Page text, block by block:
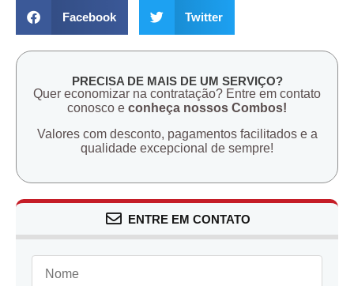
Facebook Twitter
PRECISA DE MAIS DE UM SERVIÇO?
Quer economizar na contratação? Entre em contato
conosco e conheça nossos Combos!
Valores com desconto, pagamentos facilitados e a
qualidade excepcional de sempre!
ENTRE EM CONTATO